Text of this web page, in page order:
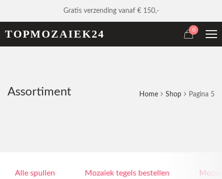
Gratis verzending vanaf € 150,-
TOPMOZAIEK24 0
Assortiment Home Shop Pagina 5
Alle spullen Mozaiek tegels bestellen